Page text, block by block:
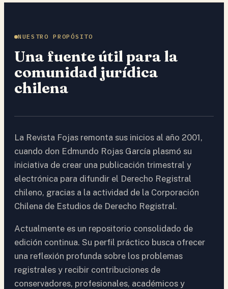
NUESTRO PROPÓSITO
Una fuente útil para la
comunidad jurídica
chilena
La Revista Fojas remonta sus inicios al año 2001,
cuando don Edmundo Rojas García plasmó su
iniciativa de crear una publicación trimestral y
electrónica para difundir el Derecho Registral
chileno, gracias a la actividad de la Corporación
Chilena de Estudios de Derecho Registral.
Actualmente es un repositorio consolidado de
edición continua. Su perfil práctico busca ofrecer
una reflexión profunda sobre los problemas
registrales y recibir contribuciones de
conservadores, profesionales, académicos y